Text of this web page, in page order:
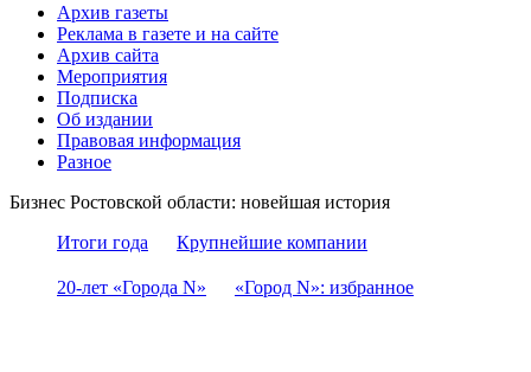
Архив газеты
Реклама в газете и на сайте
Архив сайта
Мероприятия
Подписка
Об издании
Правовая информация
Разное
Бизнес Ростовской области: новейшая история
Итоги года
Крупнейшие компании
20-лет «Города N» «Город N»: избранное